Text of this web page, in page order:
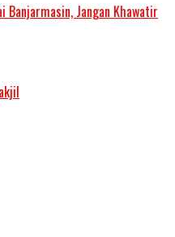
Banjarmasin, Jangan Khawatir